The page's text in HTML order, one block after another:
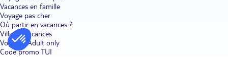
Vacances en famille
Voyage pas cher
Où partir en vacances ?
Villages vacances
Voyages Adult only
Code promo TUI